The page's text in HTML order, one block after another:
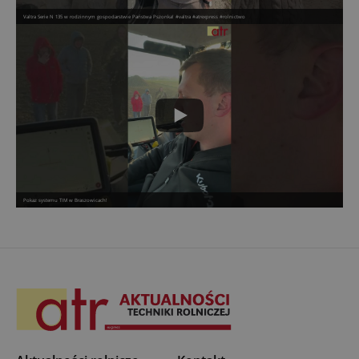
Valtra Serie N 135 w rodzinnym gospodarstwie Państwa Pszonka! #valtra #atrexpress #rolnictwo
Pokaz systemu TIM w Braszowicach!